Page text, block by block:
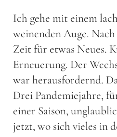
Ich gehe mit einem
weinenden Auge.
Zeit für etwas Neues.
Erneuerung. Der
war herausfordernd.
Drei Pandemiejahre,
einer Saison,
jetzt, wo sich vieles in